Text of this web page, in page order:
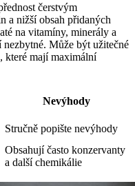
čerstvým
a nižší obsah přidaných
na vitamíny, minerály a
Může být užitečné
které mají maximální
Nevýhody
Stručně popište nevýhody
Obsahují často konzervanty
a další chemikálie